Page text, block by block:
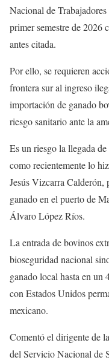
Nacional de
primer semestre de 2026
antes citada.
Por ello, se requieren
frontera sur al ingreso
importación de ganado
riesgo sanitario ante la
Es un riesgo la llegada
como recientemente lo
Jesús Vizcarra Calderón,
ganado en el puerto de
Álvaro López Ríos.
La entrada de bovinos
bioseguridad nacional
ganado local hasta en un
con Estados Unidos
mexicano.
Comentó el dirigente de
del Servicio Nacional de